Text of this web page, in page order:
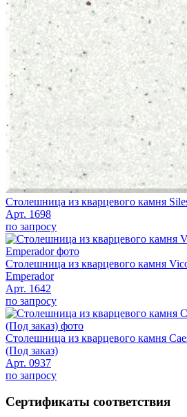
Столешница из кварцевого камня
Арт. 1698
по запросу
Столешница из кварцевого камня
Emperador
Арт. 1642
по запросу
Столешница из кварцевого камня
(Под заказ)
Арт. 0937
по запросу
Сертификаты соответствия